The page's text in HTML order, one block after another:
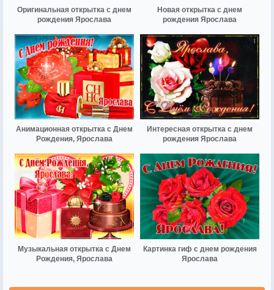
Оригинальная открытка с днем
рождения Ярослава
Новая открытка с днем
рождения Ярослава
Анимационная открытка с Днем
Рождения, Ярослава
Интересная открытка с днем
рождения Ярослава
Музыкальная открытка с Днем
Рождения, Ярослава
Картинка гиф с днем рождения
Ярослава